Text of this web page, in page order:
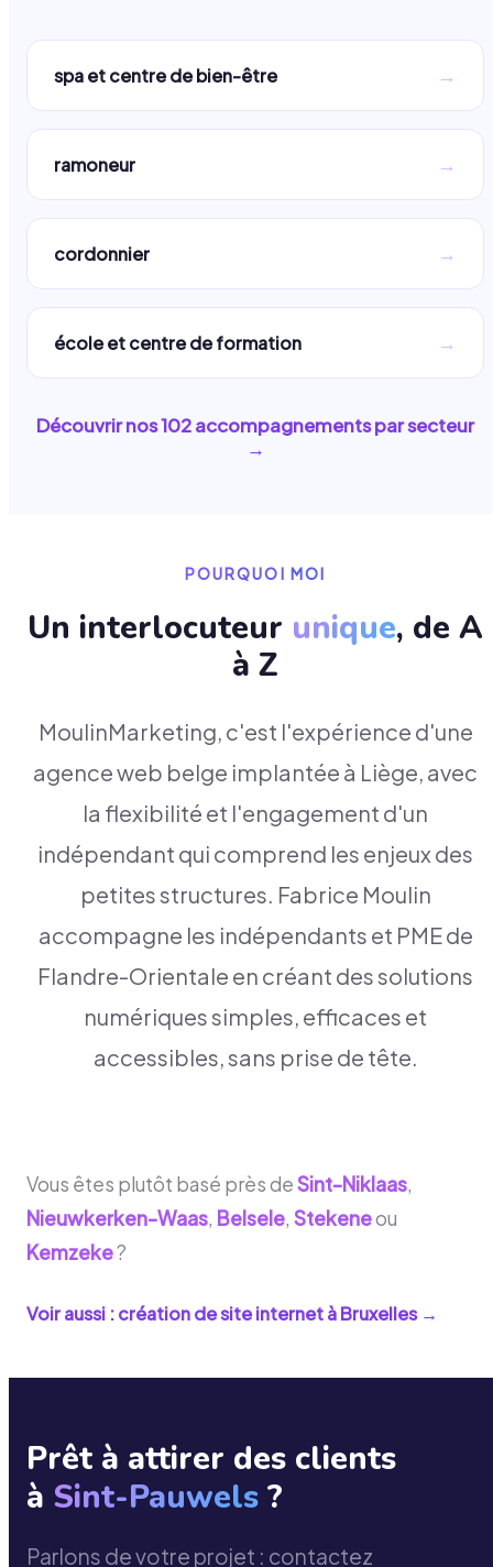
spa et centre de bien-être →
ramoneur →
cordonnier →
école et centre de formation →
Découvrir nos102accompagnements par secteur
→
POURQUOI MOI
Un interlocuteur unique, de A
à Z
MoulinMarketing, c'est l'expérience d'une
agence web belge implantée à Liège, avec
la flexibilité et l'engagement d'un
indépendant qui comprend les enjeux des
petites structures. Fabrice Moulin
accompagne les indépendants et PME de
Flandre-Orientale en créant des solutions
numériques simples, efficaces et
accessibles, sans prise de tête.
Vous êtes plutôt basé près deSint-Niklaas,
Nieuwkerken-Waas, Belsele, Stekeneou
Kemzeke?
Voir aussi : création de site internet àBruxelles→
Prêt à attirer des clients
à Sint-Pauwels ?
Parlons de votre projet : contactez